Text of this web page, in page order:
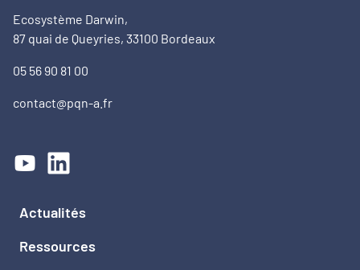
Ecosystème Darwin,
87 quai de Queyries, 33100 Bordeaux
05 56 90 81 00
contact@pqn-a.fr
Actualités
Ressources